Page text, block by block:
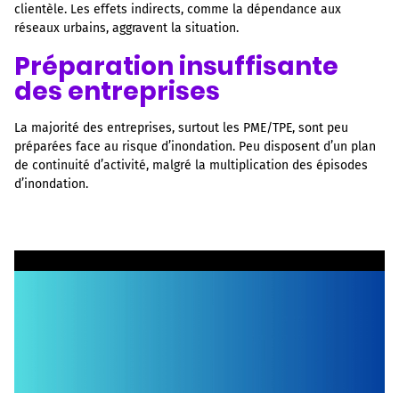
clientèle. Les effets indirects, comme la dépendance aux
réseaux urbains, aggravent la situation.
Préparation insuffisante
des entreprises
La majorité des entreprises, surtout les PME/TPE, sont peu
préparées face au risque d’inondation. Peu disposent d’un plan
de continuité d’activité, malgré la multiplication des épisodes
d’inondation.